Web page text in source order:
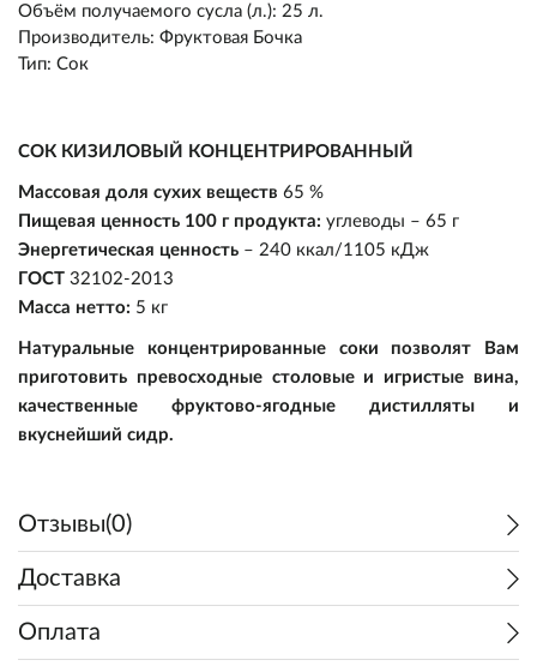
Объём получаемого сусла (л.): 25 л.
Производитель: Фруктовая Бочка
Тип: Сок
СОК КИЗИЛОВЫЙ КОНЦЕНТРИРОВАННЫЙ
Массовая доля сухих веществ 65 %
Пищевая ценность 100 г продукта: углеводы – 65 г
Энергетическая ценность – 240 ккал/1105 кДж
ГОСТ 32102-2013
Масса нетто: 5 кг
Натуральные концентрированные соки позволят Вам
приготовить превосходные столовые и игристые вина,
качественные фруктово-ягодные дистилляты и
вкуснейший сидр.
Отзывы(0)
Доставка
Оплата
Пивоварение
Ингредиенты
Дрожжи
Хмель
Варка и брожение
Розлив и хранение
Самогоноварение
Солод
Экстракты
Оборудование
Измерение
Кулинария
Коптильни
Квас/Лимонад
Подарочные сертификаты
Уценка